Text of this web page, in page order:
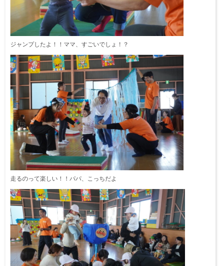
ジャンプしたよ！！ママ、すごいでしょ！？
走るのって楽しい！！パパ、こっちだよ